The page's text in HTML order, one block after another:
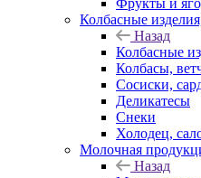
Фрукты и
Колбасные
Назад
Колбасные
Колбасы,
Сосиски,
Деликатесы
Снеки
Холодец,
Молочная
Назад